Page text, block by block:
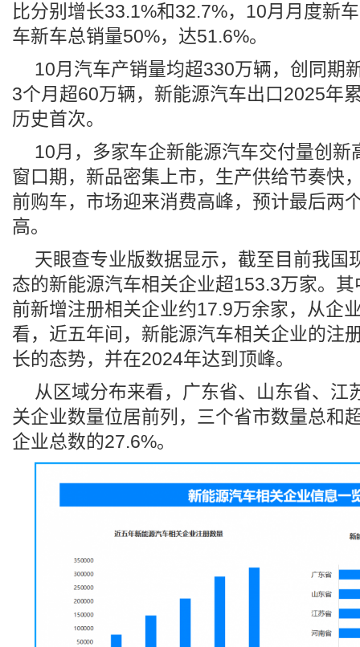
比分别增长33.1%和32.7%，10月月度新
车新车总销量50%，达51.6%。
10月汽车产销量均超330万辆，创同期
3个月超60万辆，新能源汽车出口2025年
历史首次。
10月，多家车企新能源汽车交付量创新
窗口期，新品密集上市，生产供给节奏快
前购车，市场迎来消费高峰，预计最后两
高。
天眼查专业版数据显示，截至目前我国
态的新能源汽车相关企业超153.3万家。
前新增注册相关企业约17.9万余家，从企
看，近五年间，新能源汽车相关企业的注
长的态势，并在2024年达到顶峰。
从区域分布来看，广东省、山东省、江
关企业数量位居前列，三个省市数量总和
企业总数的27.6%。